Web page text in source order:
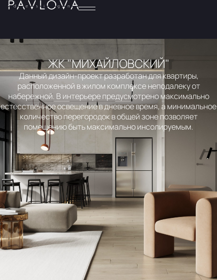
ЖК "МИХАЙЛОВСКИЙ"
Данный дизайн-проект разработан для квартиры,
расположенной в жилом комплексе неподалеку от
набережной. В интерьере предусмотрено максимально
естесственное освещение в дневное время, а минимальное
количество перегородок в общей зоне позволяет
помещению быть максимально инсолируемым.